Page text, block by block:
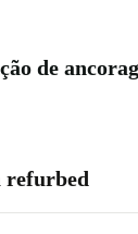
de
refurbed